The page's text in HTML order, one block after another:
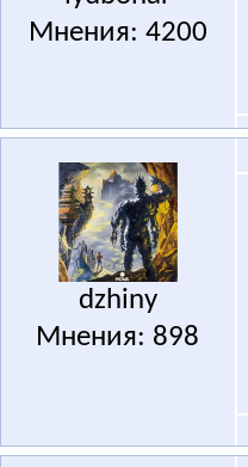
Мнения: 4200
dzhiny
Мнения: 898